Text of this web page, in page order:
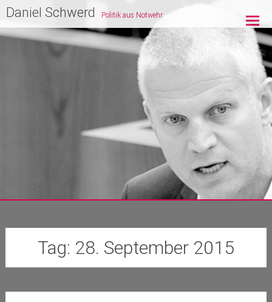
Zum
Inhalt
springen
Daniel Schwerd Politik aus Notwehr
Tag: 28. September 2015